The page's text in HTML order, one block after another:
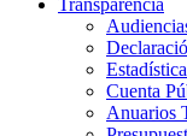
Transparencia
Cuenta
Anuarios